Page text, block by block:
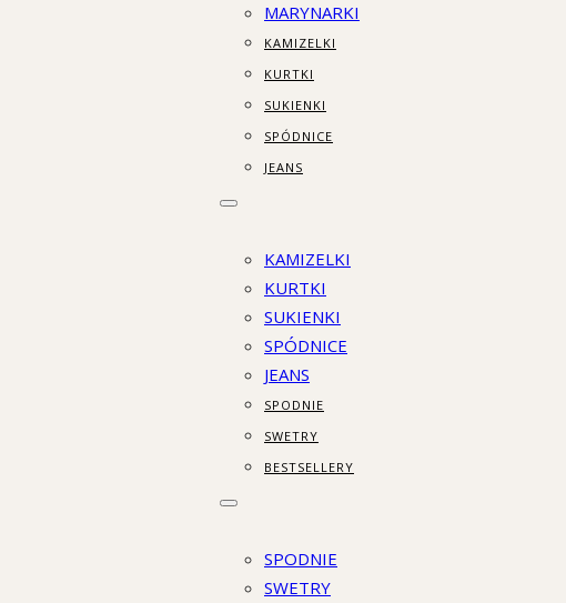
MARYNARKI
KAMIZELKI
KURTKI
SUKIENKI
SPÓDNICE
JEANS
KAMIZELKI
KURTKI
SUKIENKI
SPÓDNICE
JEANS
SPODNIE
SWETRY
BESTSELLERY
SPODNIE
SWETRY